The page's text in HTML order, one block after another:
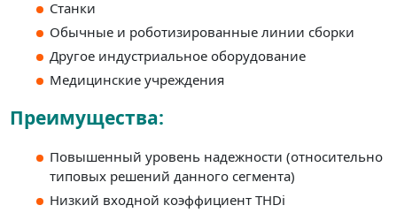
Станки
Обычные и роботизированные линии сборки
Другое индустриальное оборудование
Медицинские учреждения
Преимущества:
Повышенный уровень надежности (относительно
типовых решений данного сегмента)
Низкий входной коэффициент THDi